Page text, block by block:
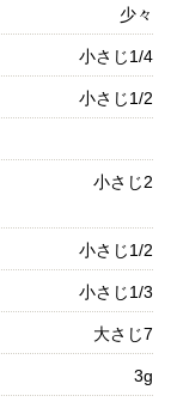
少々
小さじ1/4
小さじ1/2
小さじ2
小さじ1/2
小さじ1/3
大さじ7
3g